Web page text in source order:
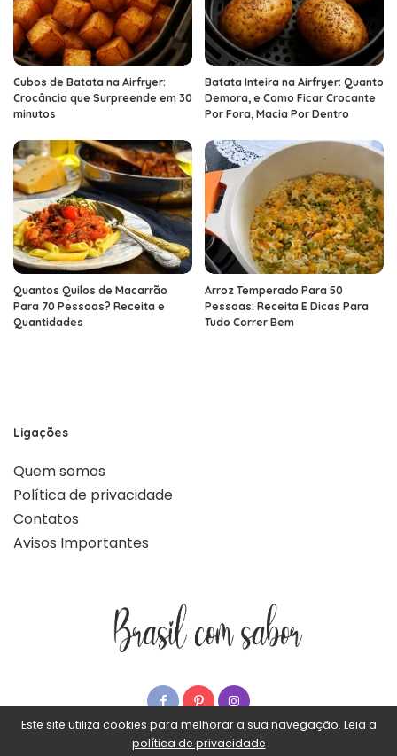
Cubos de Batata na Airfryer:
Crocância que Surpreende em 30
minutos
Batata Inteira na Airfryer: Quanto
Demora, e Como Ficar Crocante
Por Fora, Macia Por Dentro
Quantos Quilos de Macarrão
Para 70 Pessoas? Receita e
Quantidades
Arroz Temperado Para 50
Pessoas: Receita E Dicas Para
Tudo Correr Bem
Ligações
Quem somos
Política de privacidade
Contatos
Avisos Importantes
Este site utiliza cookies para melhorar a sua navegação. Leia a
política de privacidade